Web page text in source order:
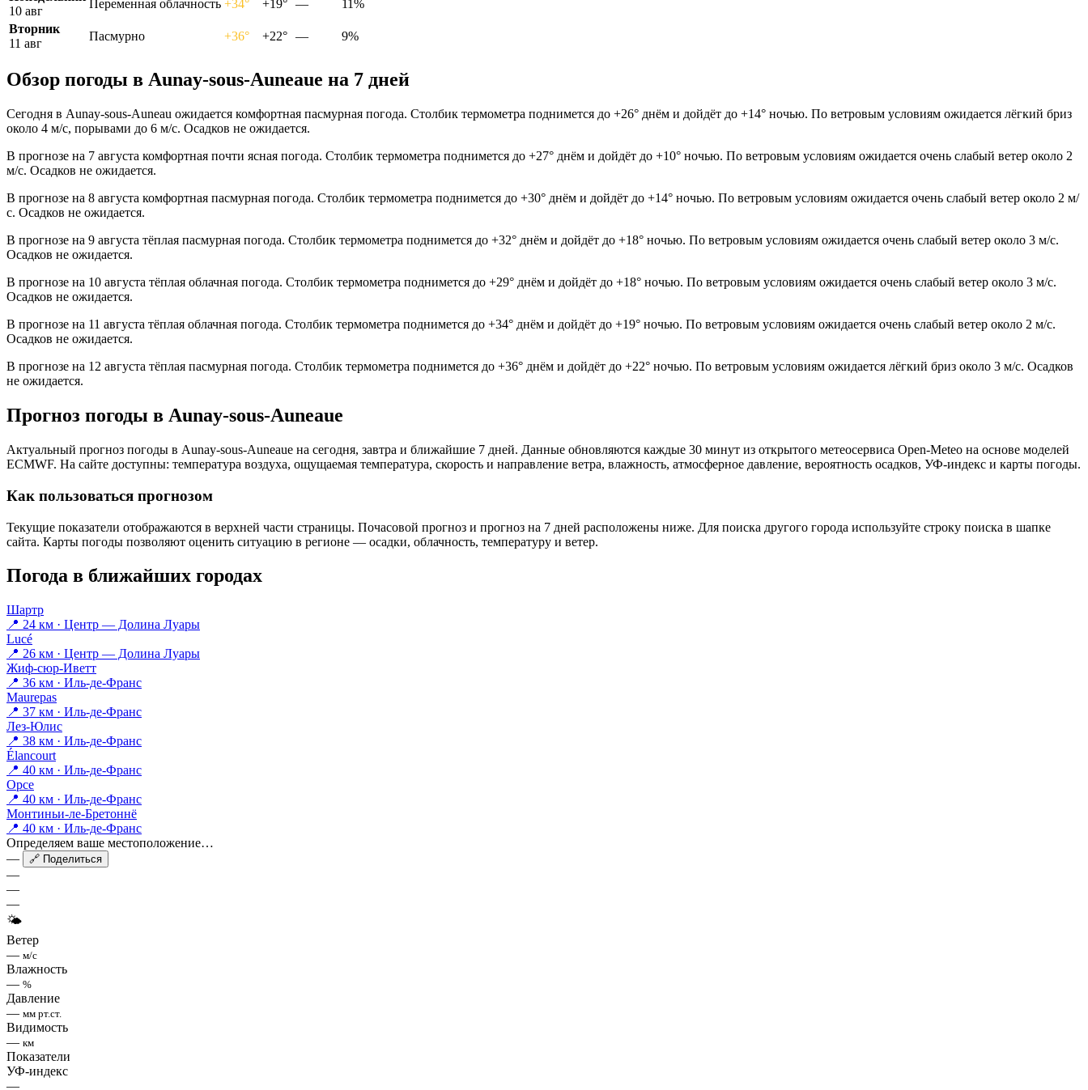
10 авг
Переменная облачность +34° +19° —
11%
Вторник
11 авг
Пасмурно +36° +22° — 9%
Обзор погоды в Aunay-sous-Auneauе на 7 дней
Сегодня в Aunay-sous-Auneau ожидается комфортная пасмурная погода. Столбик термометра поднимется до +26° днём и дойдёт до +14° ночью. По ветровым условиям ожидается лёгкий бриз
около 4 м/с, порывами до 6 м/с. Осадков не ожидается.
В прогнозе на 7 августа комфортная почти ясная погода. Столбик термометра поднимется до +27° днём и дойдёт до +10° ночью. По ветровым условиям ожидается очень слабый ветер около 2
м/с. Осадков не ожидается.
В прогнозе на 8 августа комфортная пасмурная погода. Столбик термометра поднимется до +30° днём и дойдёт до +14° ночью. По ветровым условиям ожидается очень слабый ветер около 2 м/
с. Осадков не ожидается.
В прогнозе на 9 августа тёплая пасмурная погода. Столбик термометра поднимется до +32° днём и дойдёт до +18° ночью. По ветровым условиям ожидается очень слабый ветер около 3 м/с.
Осадков не ожидается.
В прогнозе на 10 августа тёплая облачная погода. Столбик термометра поднимется до +29° днём и дойдёт до +18° ночью. По ветровым условиям ожидается очень слабый ветер около 3 м/с.
Осадков не ожидается.
В прогнозе на 11 августа тёплая облачная погода. Столбик термометра поднимется до +34° днём и дойдёт до +19° ночью. По ветровым условиям ожидается очень слабый ветер около 2 м/с.
Осадков не ожидается.
В прогнозе на 12 августа тёплая пасмурная погода. Столбик термометра поднимется до +36° днём и дойдёт до +22° ночью. По ветровым условиям ожидается лёгкий бриз около 3 м/с. Осадков
не ожидается.
Прогноз погоды в Aunay-sous-Auneauе
Актуальный прогноз погоды в Aunay-sous-Auneauе на сегодня, завтра и ближайшие 7 дней. Данные обновляются каждые 30 минут из открытого метеосервиса Open-Meteo на основе моделей
ECMWF. На сайте доступны: температура воздуха, ощущаемая температура, скорость и направление ветра, влажность, атмосферное давление, вероятность осадков, УФ-индекс и карты погоды.
Как пользоваться прогнозом
Текущие показатели отображаются в верхней части страницы. Почасовой прогноз и прогноз на 7 дней расположены ниже. Для поиска другого города используйте строку поиска в шапке
сайта. Карты погоды позволяют оценить ситуацию в регионе — осадки, облачность, температуру и ветер.
Погода в ближайших городах
Шартр
📍 24 км · Центр — Долина Луары
Lucé
📍 26 км · Центр — Долина Луары
Жиф-сюр-Иветт
📍 36 км · Иль-де-Франс
Maurepas
📍 37 км · Иль-де-Франс
Лез-Юлис
📍 38 км · Иль-де-Франс
Élancourt
📍 40 км · Иль-де-Франс
Орсе
📍 40 км · Иль-де-Франс
Монтиньи-ле-Бретоннё
📍 40 км · Иль-де-Франс
Определяем ваше местоположение…
—
🔗 Поделиться
—
—
—
🌤
Ветер
— м/с
Влажность
— %
Давление
— мм рт.ст.
Видимость
— км
Показатели
УФ-индекс
—